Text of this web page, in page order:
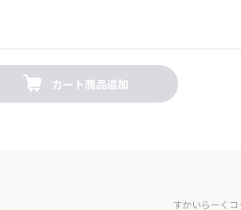
カート商品追加
すかいらーく